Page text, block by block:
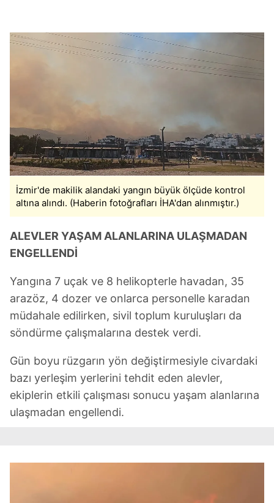
İzmir'de makilik alandaki yangın büyük ölçüde kontrol
altına alındı. (Haberin fotoğrafları İHA'dan alınmıştır.)
ALEVLER YAŞAM ALANLARINA ULAŞMADAN
ENGELLENDİ
Yangına 7 uçak ve 8 helikopterle havadan, 35
arazöz, 4 dozer ve onlarca personelle karadan
müdahale edilirken, sivil toplum kuruluşları da
söndürme çalışmalarına destek verdi.
Gün boyu rüzgarın yön değiştirmesiyle civardaki
bazı yerleşim yerlerini tehdit eden alevler,
ekiplerin etkili çalışması sonucu yaşam alanlarına
ulaşmadan engellendi.